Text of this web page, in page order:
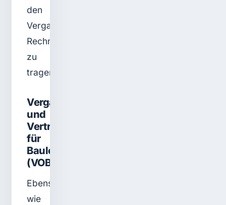
den
Vergabezielen
Rechnung
zu
tragen.
Vergabe-
und
Vertragsordnung
für
Bauleistungen
(VOB/A)
Ebenso
wie